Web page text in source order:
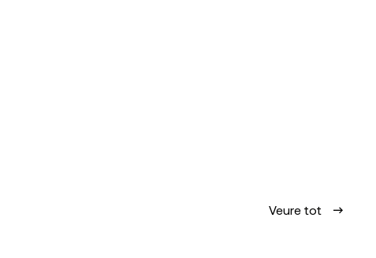
Veure tot